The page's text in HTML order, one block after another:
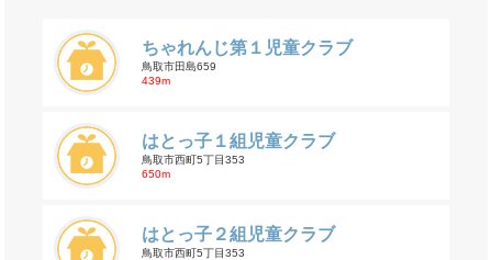
ちゃれんじ第１児童クラブ
鳥取市田島659
439m
はとっ子１組児童クラブ
鳥取市西町5丁目353
650m
はとっ子２組児童クラブ
鳥取市西町5丁目353